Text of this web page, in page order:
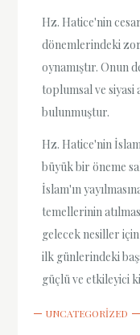
Hz. Hatice'nin
dönemlerindeki
oynamıştır. Onun
toplumsal ve siyasi
bulunmuştur.
Hz. Hatice'nin
büyük bir öneme
İslam'ın
temellerinin
gelecek nesiller
ilk günlerindeki
güçlü ve etkileyici
UNCATEGORIZED